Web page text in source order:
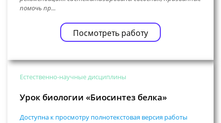
помочь пр...
Посмотреть работу
Естественно-научные дисциплины
Урок биологии «Биосинтез белка»
Доступна к просмотру полнотекстовая версия работы